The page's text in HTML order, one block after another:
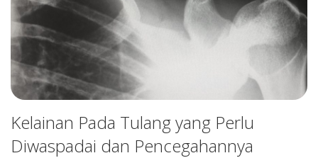
Kelainan Pada Tulang yang Perlu
Diwaspadai dan Pencegahannya